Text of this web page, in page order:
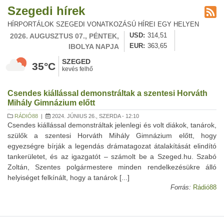
Szegedi hírek
HÍRPORTÁLOK SZEGEDI VONATKOZÁSÚ HÍREI EGY HELYEN
2026. AUGUSZTUS 07., PÉNTEK,
IBOLYA NAPJA
USD
314,51
EUR
363,65
35°C SZEGED
kevés felhő
Csendes kiállással demonstráltak a szentesi Horváth
Mihály Gimnázium előtt
RÁDIÓ88 | 2024. JÚNIUS 26., SZERDA - 12:10
Csendes kiállással demonstráltak jelenlegi és volt diákok, tanárok,
szülők a szentesi Horváth Mihály Gimnázium előtt, hogy
egyezségre bírják a legendás drámatagozat átalakítását elindító
tankerületet, és az igazgatót – számolt be a Szeged.hu. Szabó
Zoltán, Szentes polgármestere minden rendelkezésükre álló
helyiséget felkínált, hogy a tanárok [...]
Forrás: Rádió88